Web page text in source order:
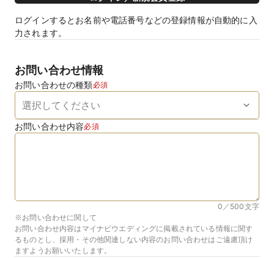
ログインするとお名前や電話番号などの登録情報が自動的に入
力されます。
お問い合わせ情報
お問い合わせの種類必須
お問い合わせ内容必須
0／500文字
※お問い合わせに関して
お問い合わせ内容はマイナビウエディングに掲載されている情報に関す
るものとし、採用・その他関連しない内容のお問い合わせはご遠慮頂け
ますようお願いいたします。